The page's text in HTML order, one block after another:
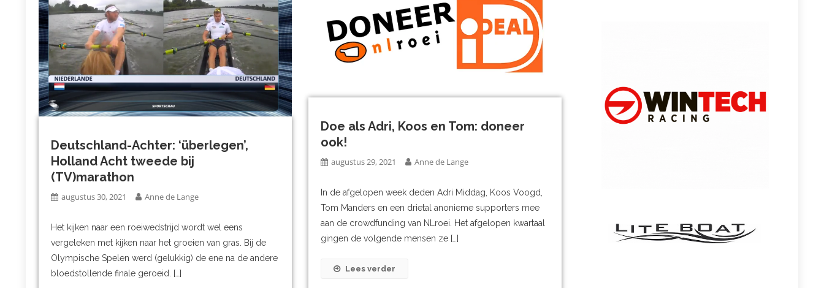
Deutschland-Achter: ‘überlegen’,
Holland Acht tweede bij
(TV)marathon
augustus 30, 2021 Anne de Lange
Het kijken naar een roeiwedstrijd wordt wel eens
vergeleken met kijken naar het groeien van gras. Bij de
Olympische Spelen werd (gelukkig) de ene na de andere
bloedstollende finale geroeid. […]
Doe als Adri, Koos en Tom: doneer
ook!
augustus 29, 2021 Anne de Lange
In de afgelopen week deden Adri Middag, Koos Voogd,
Tom Manders en een drietal anonieme supporters mee
aan de crowdfunding van NLroei. Het afgelopen kwartaal
gingen de volgende mensen ze […]
Lees verder